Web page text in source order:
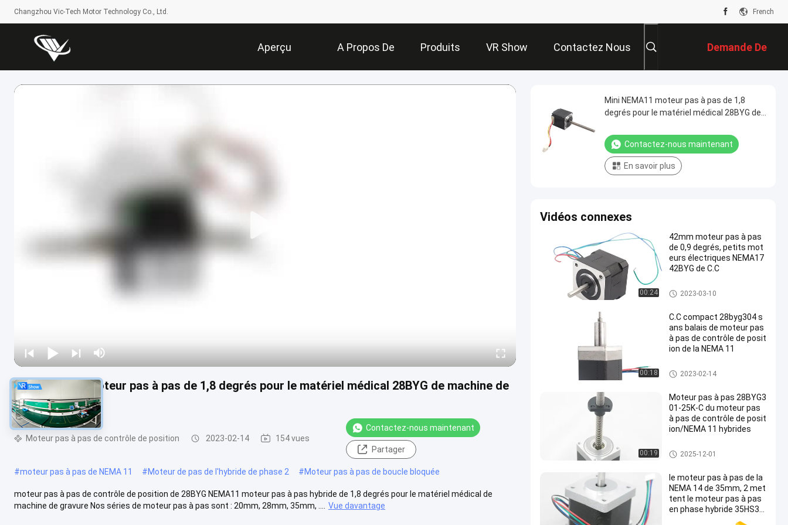
Changzhou Vic-Tech Motor Technology Co., Ltd. French
Aperçu A Propos De Produits VR Show Contactez Nous Demande De
Soumission
Mini NEMA11 moteur pas à pas de 1,8 degrés pour le matériel médical 28BYG de machine de
gravure
Moteur pas à pas de contrôle de position 2023-02-14 154 vues
Contactez-nous maintenant
Partager
#moteur pas à pas de NEMA 11 #Moteur de pas de l'hybride de phase 2 #Moteur pas à pas de boucle bloquée
moteur pas à pas de contrôle de position de 28BYG NEMA11 moteur pas à pas hybride de 1,8 degrés pour le matériel médical de
machine de gravure Nos séries de moteur pas à pas sont : 20mm, 28mm, 35mm, ....
Vue davantage
Mini NEMA11 moteur pas à pas de 1,8
degrés pour le matériel médical 28BYG de
Contactez-nous maintenant
En savoir plus
Vidéos connexes
00:24
42mm moteur pas à pas
de 0,9 degrés, petits mot
eurs électriques NEMA17
42BYG de C.C
Moteur pas à pas de contrôle
de position
2023-03-10
00:18
C.C compact 28byg304 s
ans balais de moteur pas
à pas de contrôle de posit
ion de la NEMA 11
Moteur pas à pas de contrôle
de position
2023-02-14
00:19
Moteur pas à pas 28BYG3
01-25K-C du moteur pas
à pas de contrôle de posit
ion/NEMA 11 hybrides
Moteur pas à pas de contrôle
de position
2025-12-01
le moteur pas à pas de la
NEMA 14 de 35mm, 2 met
tent le moteur pas à pas
en phase hybride 35HS34